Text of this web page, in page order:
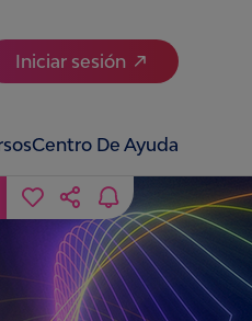
Iniciar sesión
Centro De Ayuda